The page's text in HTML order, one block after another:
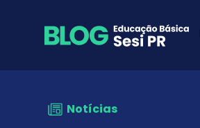
Notícias